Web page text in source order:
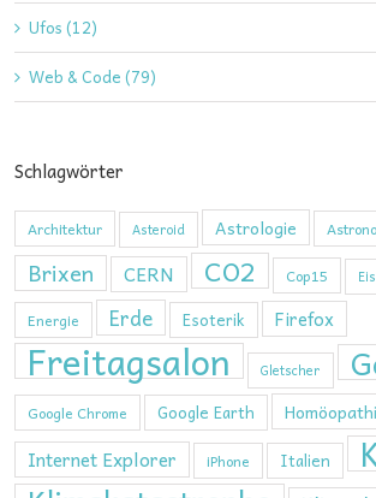
Ufos (12)
Web & Code (79)
Schlagwörter
Architektur Asteroid Astrologie
Brixen CERN CO2 Cop15 Eis
Energie
Erde Esoterik Firefox
Freitagsalon Gletscher
Google Chrome Google Earth
Internet Explorer iPhone Italien